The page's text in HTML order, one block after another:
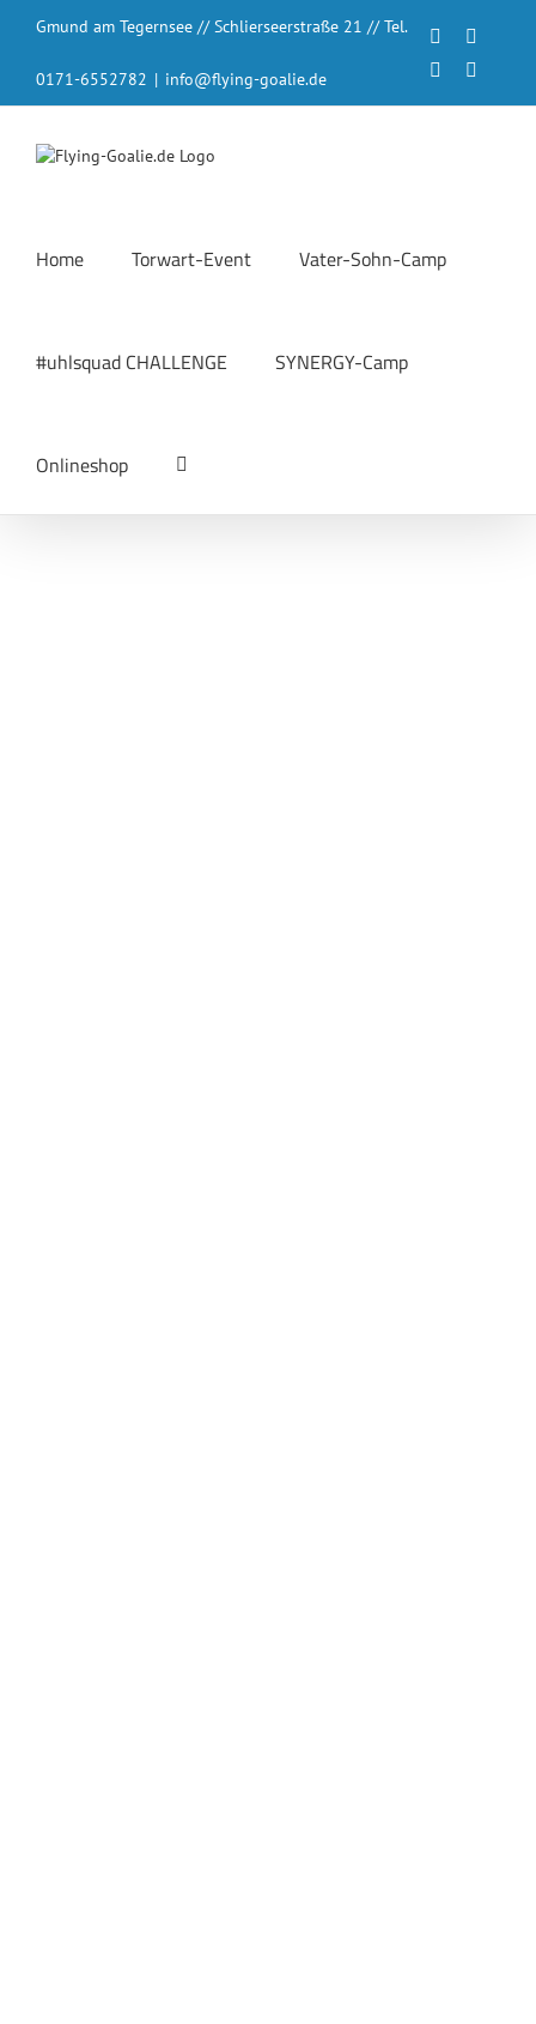
InhaltGmund am Tegernsee // Schlierseerstraße 21 // Tel.
0171-6552782 | info@flying-goalie.de
Facebook
LinkedIn
Home Torwart-Event Vater-Sohn-Camp
#uhlsquad CHALLENGE SYNERGY-Camp
Onlineshop